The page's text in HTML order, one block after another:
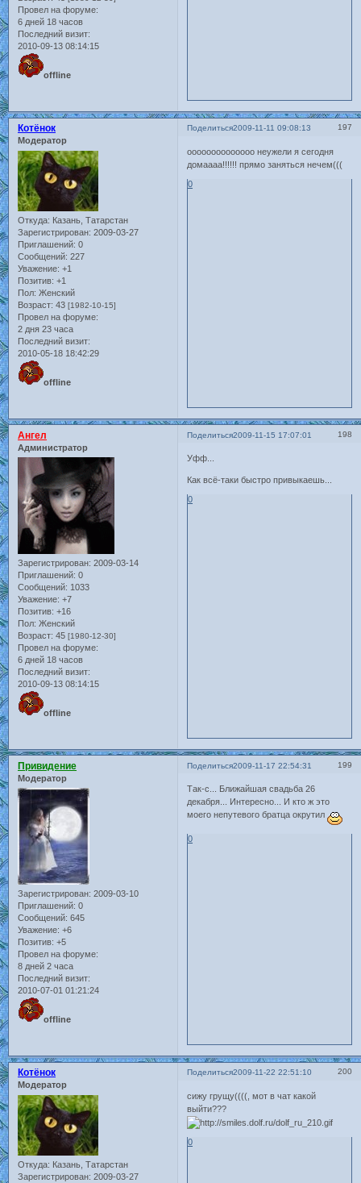
Провел на форуме:
6 дней 18 часов
Последний визит:
2010-09-13 08:14:15
offline
Поделиться 197
2009-11-11 09:08:13
Котёнок
Модератор
Откуда: Казань, Татарстан
Зарегистрирован: 2009-03-27
Приглашений: 0
Сообщений: 227
Уважение: +1
Позитив: +1
Пол: Женский
Возраст: 43 [1982-10-15]
Провел на форуме:
2 дня 23 часа
Последний визит:
2010-05-18 18:42:29
offline
оооооооооооооо неужели я сегодня
домаааа!!!!!! прямо заняться нечем(((
0
Поделиться 198
2009-11-15 17:07:01
Ангел
Администратор
Зарегистрирован: 2009-03-14
Приглашений: 0
Сообщений: 1033
Уважение: +7
Позитив: +16
Пол: Женский
Возраст: 45 [1980-12-30]
Провел на форуме:
6 дней 18 часов
Последний визит:
2010-09-13 08:14:15
offline
Уфф...
Как всё-таки быстро привыкаешь...
0
Поделиться 199
2009-11-17 22:54:31
Привидение
Модератор
Зарегистрирован: 2009-03-10
Приглашений: 0
Сообщений: 645
Уважение: +6
Позитив: +5
Провел на форуме:
8 дней 2 часа
Последний визит:
2010-07-01 01:21:24
offline
Так-с... Ближайшая свадьба 26
декабря... Интересно... И кто ж это
моего непутевого братца окрутил
0
Поделиться 200
2009-11-22 22:51:10
Котёнок
Модератор
Откуда: Казань, Татарстан
Зарегистрирован: 2009-03-27
сижу грущу((((, мот в чат какой
выйти???
0